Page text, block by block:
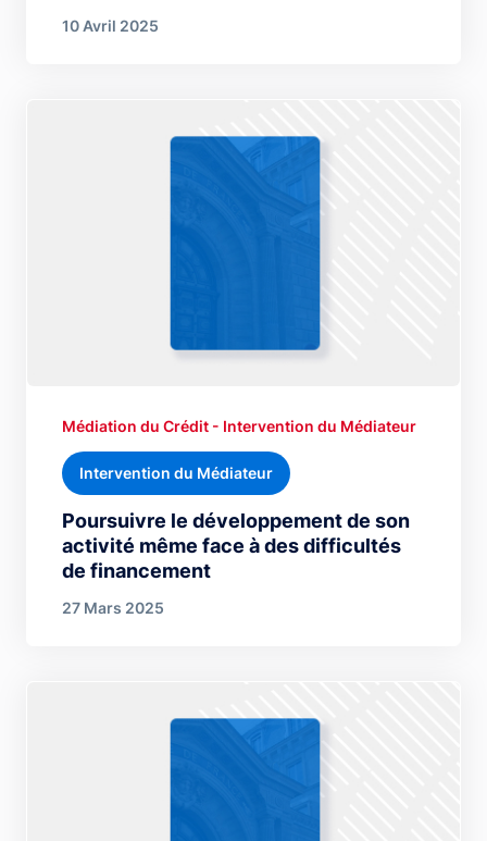
10 Avril 2025
Poursuivre le développement de son
activité même face à des difficultés
de financement
Médiation du Crédit - Intervention du Médiateur
Intervention du Médiateur
27 Mars 2025